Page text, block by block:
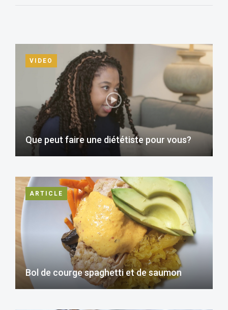
VIDEO
Que peut faire une diététiste pour vous?
ARTICLE
Bol de courge spaghetti et de saumon